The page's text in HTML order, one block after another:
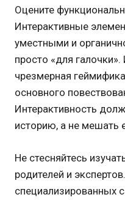
Оцените
Интерактивные
уместными и
просто «для галочки».
чрезмерная
основного
Интерактивность
историю, а не мешать
Не стесняйтесь
родителей и
специализированных